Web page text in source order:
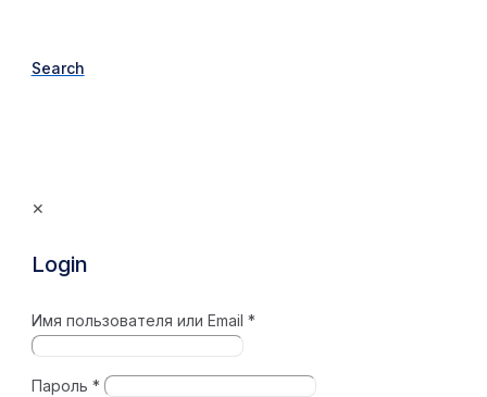
Search
✕
Login
Имя пользователя или Email *
Пароль *